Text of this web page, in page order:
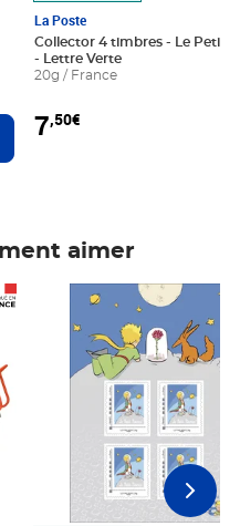
au panier
La Poste
Collector 4 timbres - Le Petit
- Lettre Verte
20g / France
7,50€
aimer
Prix 7,50€